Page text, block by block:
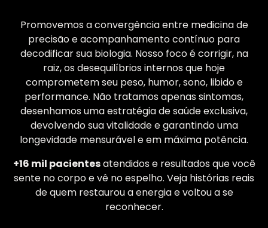
Promovemos a convergência entre medicina de
precisão e acompanhamento contínuo para
decodificar sua biologia. Nosso foco é corrigir, na
raiz, os desequilíbrios internos que hoje
comprometem seu peso, humor, sono, libido e
performance. Não tratamos apenas sintomas,
desenhamos uma estratégia de saúde exclusiva,
devolvendo sua vitalidade e garantindo uma
longevidade mensurável e em máxima potência.
+16 mil pacientesatendidos e resultados que você
sente no corpo e vê no espelho. Veja histórias reais
de quem restaurou a energia e voltou a se
reconhecer.